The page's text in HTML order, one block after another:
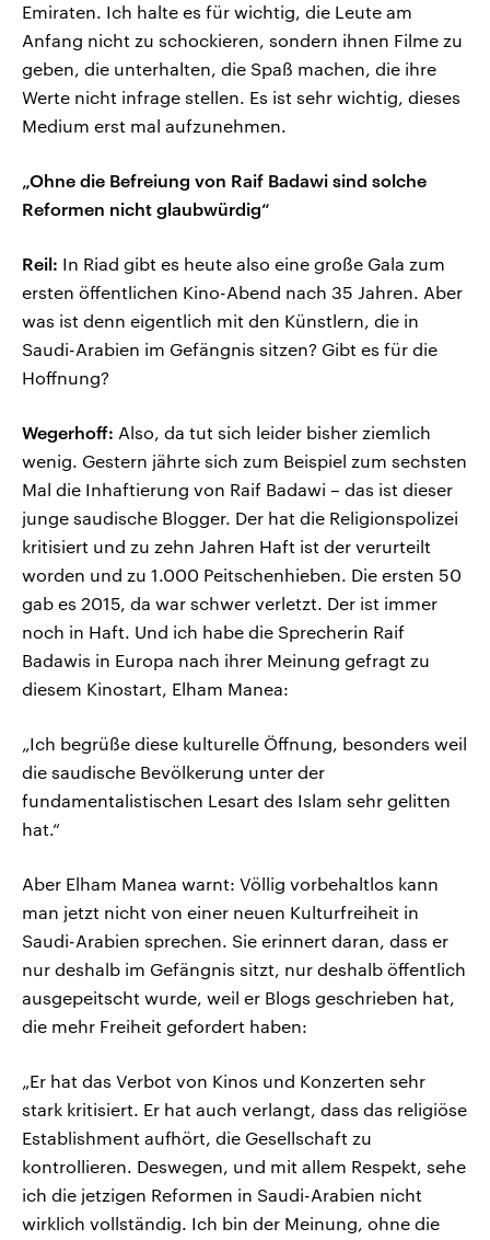
Emiraten. Ich halte es für wichtig, die Leute am
Anfang nicht zu schockieren, sondern ihnen Filme zu
geben, die unterhalten, die Spaß machen, die ihre
Werte nicht infrage stellen. Es ist sehr wichtig, dieses
Medium erst mal aufzunehmen.
„Ohne die Befreiung von Raif Badawi sind solche
Reformen nicht glaubwürdig“
Reil: In Riad gibt es heute also eine große Gala zum
ersten öffentlichen Kino-Abend nach 35 Jahren. Aber
was ist denn eigentlich mit den Künstlern, die in
Saudi-Arabien im Gefängnis sitzen? Gibt es für die
Hoffnung?
Wegerhoff: Also, da tut sich leider bisher ziemlich
wenig. Gestern jährte sich zum Beispiel zum sechsten
Mal die Inhaftierung von Raif Badawi – das ist dieser
junge saudische Blogger. Der hat die Religionspolizei
kritisiert und zu zehn Jahren Haft ist der verurteilt
worden und zu 1.000 Peitschenhieben. Die ersten 50
gab es 2015, da war schwer verletzt. Der ist immer
noch in Haft. Und ich habe die Sprecherin Raif
Badawis in Europa nach ihrer Meinung gefragt zu
diesem Kinostart, Elham Manea:
„Ich begrüße diese kulturelle Öffnung, besonders weil
die saudische Bevölkerung unter der
fundamentalistischen Lesart des Islam sehr gelitten
hat.“
Aber Elham Manea warnt: Völlig vorbehaltlos kann
man jetzt nicht von einer neuen Kulturfreiheit in
Saudi-Arabien sprechen. Sie erinnert daran, dass er
nur deshalb im Gefängnis sitzt, nur deshalb öffentlich
ausgepeitscht wurde, weil er Blogs geschrieben hat,
die mehr Freiheit gefordert haben:
„Er hat das Verbot von Kinos und Konzerten sehr
stark kritisiert. Er hat auch verlangt, dass das religiöse
Establishment aufhört, die Gesellschaft zu
kontrollieren. Deswegen, und mit allem Respekt, sehe
ich die jetzigen Reformen in Saudi-Arabien nicht
wirklich vollständig. Ich bin der Meinung, ohne die